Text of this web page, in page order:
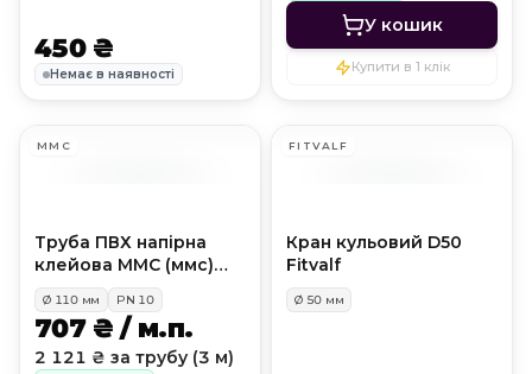
450 ₴
Немає в наявності
У кошик
Купити в 1 клік
MMC
Труба ПВХ напірна
клейова MMC (ммс)
PN10, D110 мм
Ø 110мм PN 10
707 ₴ / м.п.
2 121 ₴ за трубу (3 м)
FITVALF
Кран кульовий D50
Fitvalf
Ø 50 мм